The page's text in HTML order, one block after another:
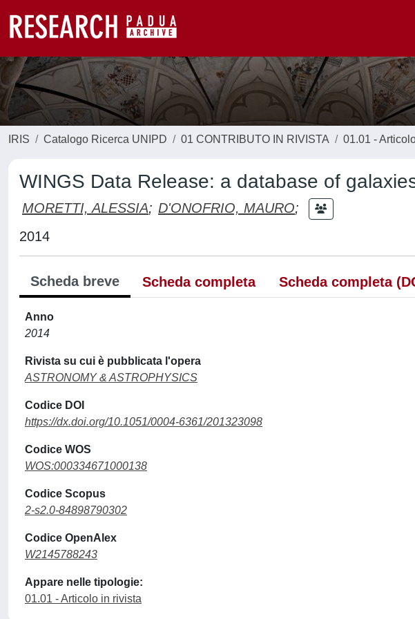
IRIS Catalogo Ricerca UNIPD 01 CONTRIBUTO IN RIVISTA 01.01 -
WINGS Data Release: a database of
MORETTI, ALESSIA; D'ONOFRIO, MAURO;
2014
Scheda breve Scheda completa Scheda completa
Anno
2014
Rivista su cui è pubblicata l'opera
ASTRONOMY & ASTROPHYSICS
Codice DOI
https://dx.doi.org/10.1051/0004-6361/201323098
Codice WOS
WOS:000334671000138
Codice Scopus
2-s2.0-84898790302
Codice OpenAlex
W2145788243
Appare nelle tipologie:
01.01 - Articolo in rivista